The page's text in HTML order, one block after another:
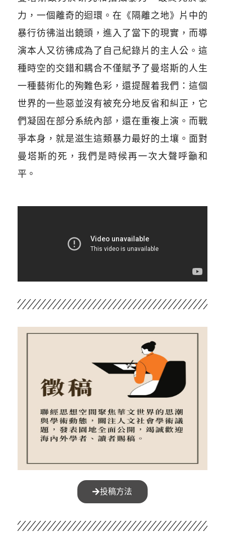
力，一個離奇的迴環。在《隔離之地》片中的
暴行彷彿溢出鏡頭，進入了當下的現實，而導
演本人又彷彿成為了自己紀錄片的主人公。這
種時空的交錯和耦合不僅賦予了曼塔斯的人生
一種藝術化的殉難色彩，還提醒着我們：這個
世界的一些惡並沒有被充分地反省和糾正，它
們凝固在部分系統內部，還在重複上演。而戰
爭本身，就是滋生這類暴力最好的土壤。面對
曼塔斯的死，我們是時候再一次大聲呼籲和
平。
投稿方法